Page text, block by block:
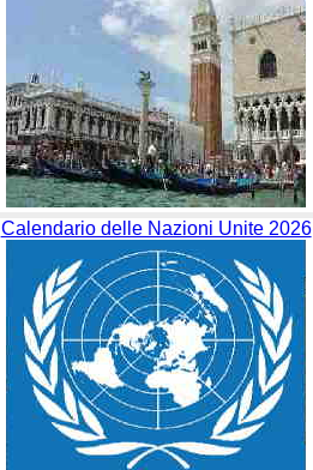
Calendario delle Nazioni Unite 2026